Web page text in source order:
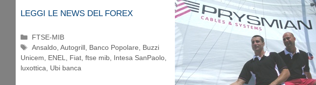
LEGGI LE NEWS DEL FOREX
Categorie
FTSE-MIB
Tag
Ansaldo ,Autogrill Banco Popolare
Buzzi
Unicem
ENEL Fiat ftse mib Intesa SanPaolo
luxottica
Ubi banca